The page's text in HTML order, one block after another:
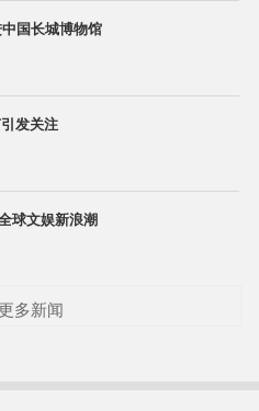
国长城博物馆
发关注
球文娱新浪潮
多新闻